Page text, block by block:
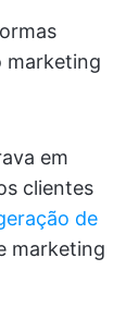
marketing
em
clientes
de
marketing